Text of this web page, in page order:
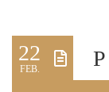
22
FEB.